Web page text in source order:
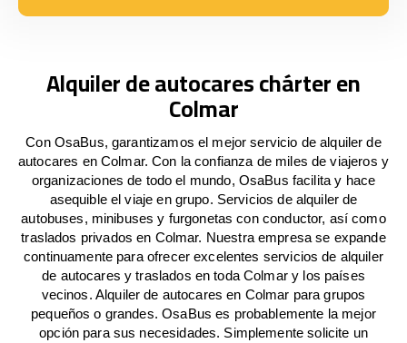
Alquiler de autocares chárter en
Colmar
Con OsaBus, garantizamos el mejor servicio de alquiler de
autocares en Colmar. Con la confianza de miles de viajeros y
organizaciones de todo el mundo, OsaBus facilita y hace
asequible el viaje en grupo. Servicios de alquiler de
autobuses, minibuses y furgonetas con conductor, así como
traslados privados en Colmar. Nuestra empresa se expande
continuamente para ofrecer excelentes servicios de alquiler
de autocares y traslados en toda Colmar y los países
vecinos. Alquiler de autocares en Colmar para grupos
pequeños o grandes. OsaBus es probablemente la mejor
opción para sus necesidades. Simplemente solicite un